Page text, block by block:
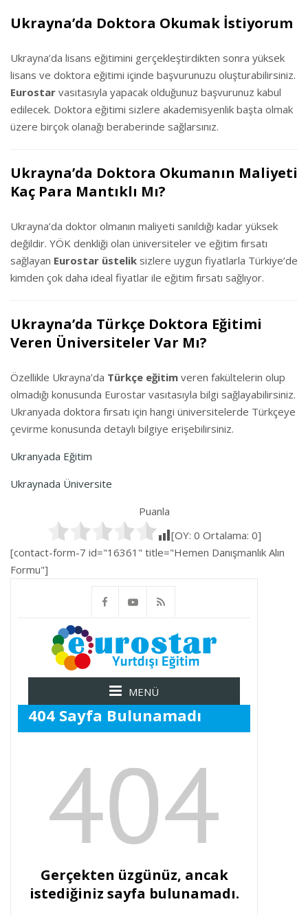
Ukrayna’da Doktora Okumak İstiyorum
Ukrayna’da lisans eğitimini gerçekleştirdikten sonra yüksek
lisans ve doktora eğitimi içinde başvurunuzu oluşturabilirsiniz.
Eurostar vasıtasıyla yapacak olduğunuz başvurunuz kabul
edilecek. Doktora eğitimi sizlere akademisyenlik başta olmak
üzere birçok olanağı beraberinde sağlarsınız.
Ukrayna’da Doktora Okumanın Maliyeti
Kaç Para Mantıklı Mı?
Ukrayna’da doktor olmanın maliyeti sanıldığı kadar yüksek
değildir. YÖK denkliği olan üniversiteler ve eğitim fırsatı
sağlayan Eurostar üstelik sizlere uygun fiyatlarla Türkiye’de
kimden çok daha ideal fiyatlar ile eğitim fırsatı sağlıyor.
Ukrayna’da Türkçe Doktora Eğitimi
Veren Üniversiteler Var Mı?
Özellikle Ukrayna’da Türkçe eğitim veren fakültelerin olup
olmadığı konusunda Eurostar vasıtasıyla bilgi sağlayabilirsiniz.
Ukranyada doktora fırsatı için hangi üniversitelerde Türkçeye
çevirme konusunda detaylı bilgiye erişebilirsiniz.
Ukranyada Eğitim
Ukraynada Üniversite
Puanla
[OY: 0 Ortalama: 0]
[contact-form-7 id="16361" title="Hemen Danışmanlık Alın
Formu"]